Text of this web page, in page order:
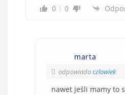
0 0
marta
odpowiadaczlowiek
nawet jeśli mamy to